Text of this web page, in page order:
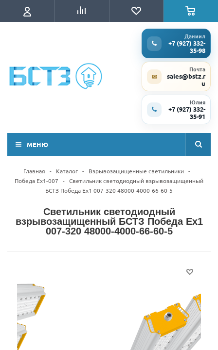
Даниил
+7 (927) 332-
35-98
✉
Почта
sales@bstz.r
u
Юлия
+7 (927) 332-
35-91
МЕНЮ
Главная - Каталог - Взрывозащищенные светильники -
Победа Ex1-007
- Светильник светодиодный взрывозащищенный
БСТЗ Победа Ex1 007-320 48000-4000-66-60-5
Светильник светодиодный
взрывозащищенный БСТЗ Победа Ex1
007-320 48000-4000-66-60-5